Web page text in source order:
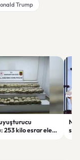
Trump
253 kilo esrar ele